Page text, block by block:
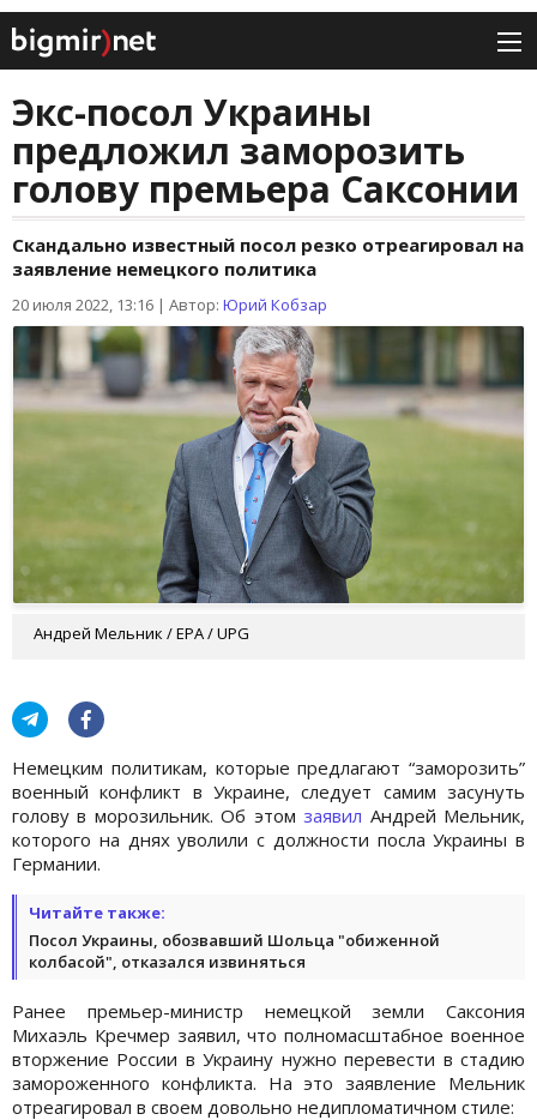
Экс-посол Украины
предложил заморозить
голову премьера Саксонии
Скандально известный посол резко отреагировал на
заявление немецкого политика
20 июля 2022, 13:16 | Автор: Юрий Кобзар
Андрей Мельник / EPA / UPG
Немецким политикам, которые предлагают “заморозить”
военный конфликт в Украине, следует самим засунуть
голову в морозильник. Об этомзаявил Андрей Мельник,
которого на днях уволили с должности посла Украины в
Германии.
Читайте также:
Посол Украины, обозвавший Шольца "обиженной
колбасой", отказался извиняться
Ранее премьер-министр немецкой земли Саксония
Михаэль Кречмер заявил, что полномасштабное военное
вторжение России в Украину нужно перевести в стадию
замороженного конфликта. На это заявление Мельник
отреагировал в своем довольно недипломатичном стиле: